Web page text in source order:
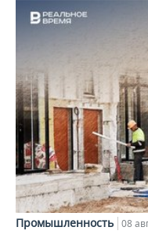
Промышленность 08